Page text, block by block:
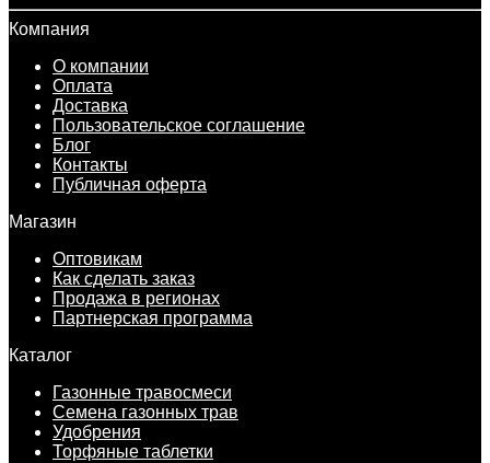
Компания
О компании
Оплата
Доставка
Пользовательское соглашение
Блог
Контакты
Публичная оферта
Магазин
Оптовикам
Как сделать заказ
Продажа в регионах
Партнерская программа
Каталог
Газонные травосмеси
Семена газонных трав
Удобрения
Торфяные таблетки